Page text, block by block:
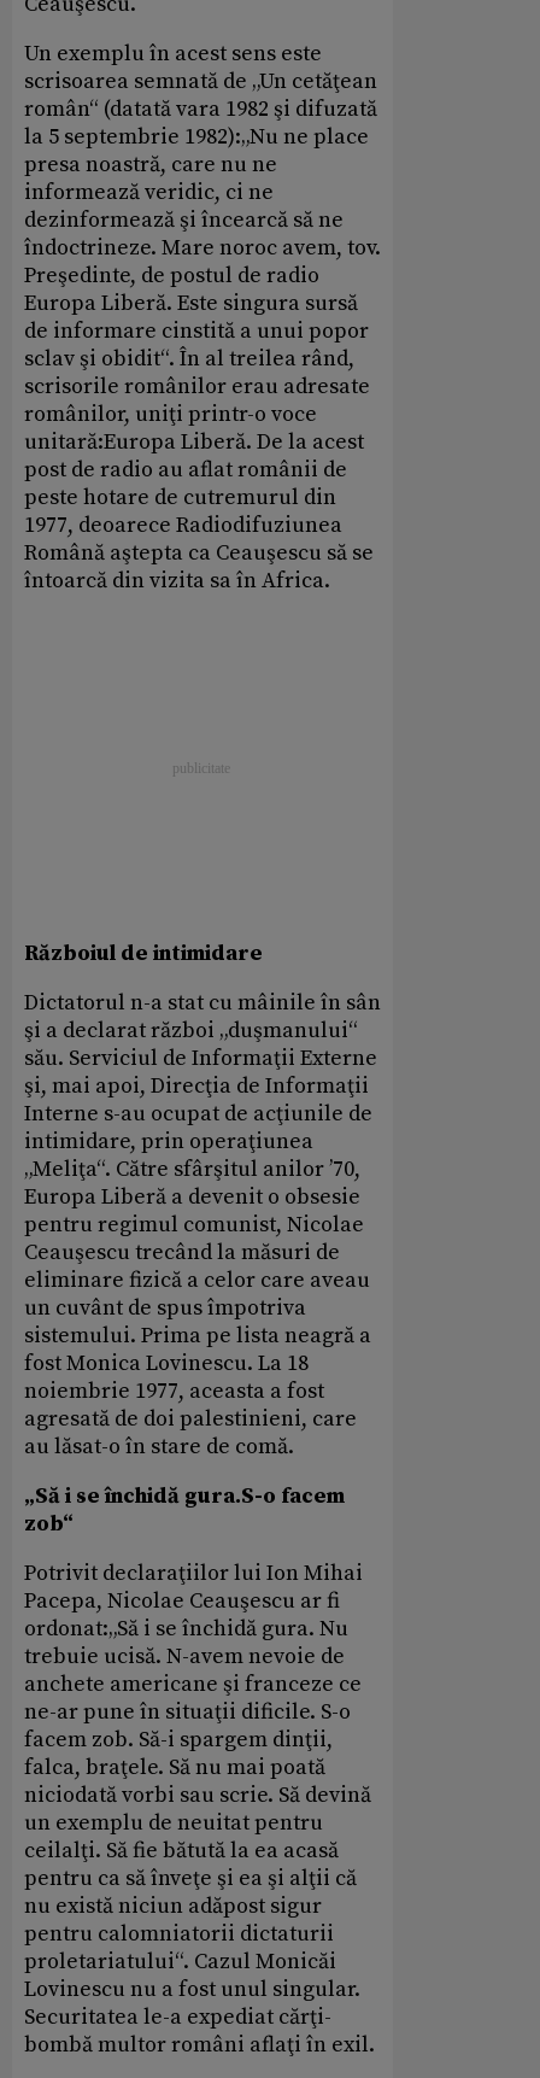
Un exemplu în acest sens este
scrisoarea semnată de „Un cetăţean
român“ (datată vara 1982 şi difuzată
la 5 septembrie 1982):„Nu ne place
presa noastră, care nu ne
informează veridic, ci ne
dezinformează şi încearcă să ne
îndoctrineze. Mare noroc avem, tov.
Preşedinte, de postul de radio
Europa Liberă. Este singura sursă
de informare cinstită a unui popor
sclav şi obidit“. În al treilea rând,
scrisorile românilor erau adresate
românilor, uniţi printr-o voce
unitară:Europa Liberă. De la acest
post de radio au aflat românii de
peste hotare de cutremurul din
1977, deoarece Radiodifuziunea
Română aştepta ca Ceauşescu să se
întoarcă din vizita sa în Africa.
Războiul de intimidare
Dictatorul n-a stat cu mâinile în sân
şi a declarat război „duşmanului“
său. Serviciul de Informaţii Externe
şi, mai apoi, Direcţia de Informaţii
Interne s-au ocupat de acţiunile de
intimidare, prin operaţiunea
„Meliţa“. Către sfârşitul anilor ’70,
Europa Liberă a devenit o obsesie
pentru regimul comunist, Nicolae
Ceauşescu trecând la măsuri de
eliminare fizică a celor care aveau
un cuvânt de spus împotriva
sistemului. Prima pe lista neagră a
fost Monica Lovinescu. La 18
noiembrie 1977, aceasta a fost
agresată de doi palestinieni, care
au lăsat-o în stare de comă.
„Să i se închidă gura.S-o facem
zob“
Potrivit declaraţiilor lui Ion Mihai
Pacepa, Nicolae Ceauşescu ar fi
ordonat:„Să i se închidă gura. Nu
trebuie ucisă. N-avem nevoie de
anchete americane şi franceze ce
ne-ar pune în situaţii dificile. S-o
facem zob. Să-i spargem dinţii,
falca, braţele. Să nu mai poată
niciodată vorbi sau scrie. Să devină
un exemplu de neuitat pentru
ceilalţi. Să fie bătută la ea acasă
pentru ca să înveţe şi ea şi alţii că
nu există niciun adăpost sigur
pentru calomniatorii dictaturii
proletariatului“. Cazul Monicăi
Lovinescu nu a fost unul singular.
Securitatea le-a expediat cărţi-
bombă multor români aflaţi în exil.